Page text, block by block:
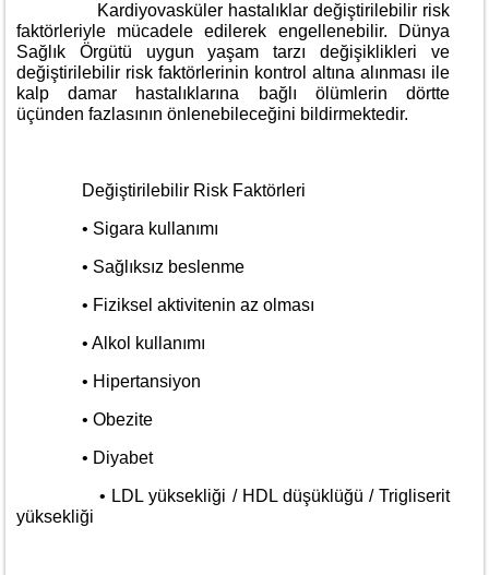
Kardiyovasküler hastalıklar değiştirilebilir risk
faktörleriyle mücadele edilerek engellenebilir. Dünya
Sağlık Örgütü uygun yaşam tarzı değişiklikleri ve
değiştirilebilir risk faktörlerinin kontrol altına alınması ile
kalp damar hastalıklarına bağlı ölümlerin dörtte
üçünden fazlasının önlenebileceğini bildirmektedir.
Değiştirilebilir Risk Faktörleri
• Sigara kullanımı
• Sağlıksız beslenme
• Fiziksel aktivitenin az olması
• Alkol kullanımı
• Hipertansiyon
• Obezite
• Diyabet
• LDL yüksekliği / HDL düşüklüğü / Trigliserit
yüksekliği